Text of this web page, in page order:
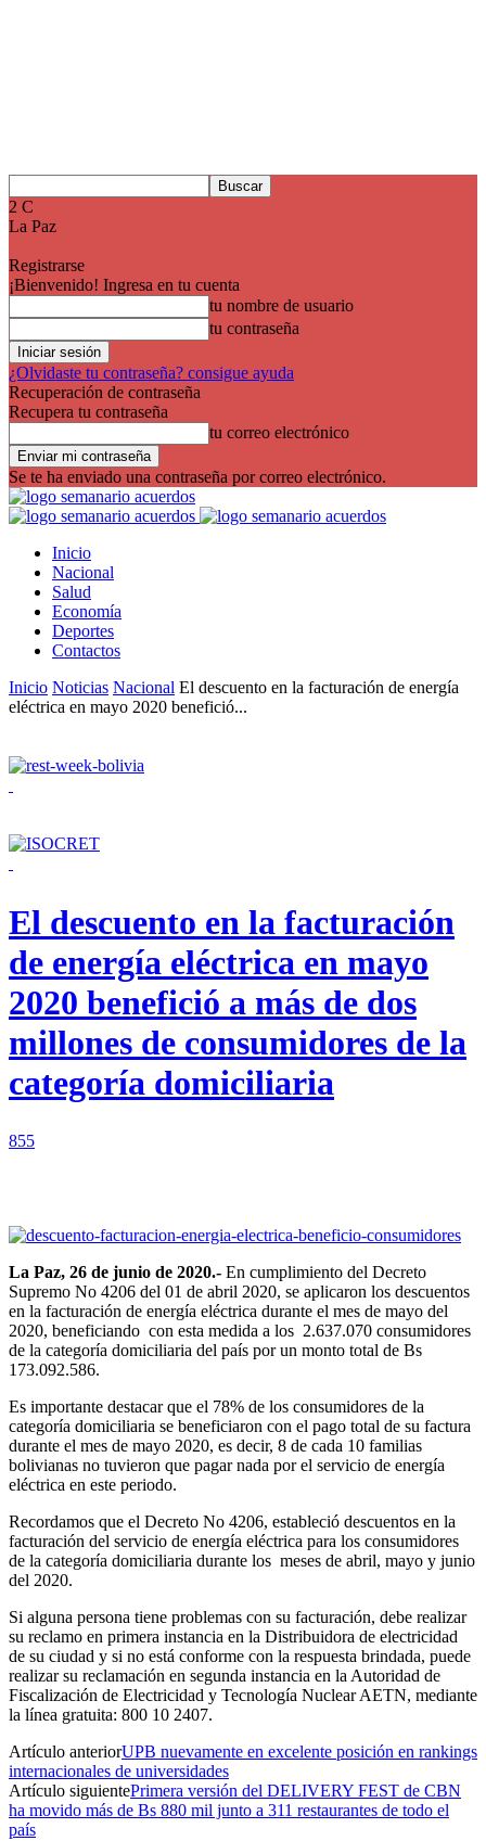
2 C
La Paz
Registrarse
¡Bienvenido! Ingresa en tu cuenta
tu nombre de usuario
tu contraseña
¿Olvidaste tu contraseña? consigue ayuda
Recuperación de contraseña
Recupera tu contraseña
tu correo electrónico
Se te ha enviado una contraseña por correo electrónico.
Inicio
Nacional
Salud
Economía
Deportes
Contactos
Inicio Noticias Nacional El descuento en la facturación de energía
eléctrica en mayo 2020 benefició...
El descuento en la facturación
de energía eléctrica en mayo
2020 benefició a más de dos
millones de consumidores de la
categoría domiciliaria
855
La Paz, 26 de junio de 2020.- En cumplimiento del Decreto
Supremo No 4206 del 01 de abril 2020, se aplicaron los descuentos
en la facturación de energía eléctrica durante el mes de mayo del
2020, beneficiando con esta medida a los 2.637.070 consumidores
de la categoría domiciliaria del país por un monto total de Bs
173.092.586.
Es importante destacar que el 78% de los consumidores de la
categoría domiciliaria se beneficiaron con el pago total de su factura
durante el mes de mayo 2020, es decir, 8 de cada 10 familias
bolivianas no tuvieron que pagar nada por el servicio de energía
eléctrica en este periodo.
Recordamos que el Decreto No 4206, estableció descuentos en la
facturación del servicio de energía eléctrica para los consumidores
de la categoría domiciliaria durante los meses de abril, mayo y junio
del 2020.
Si alguna persona tiene problemas con su facturación, debe realizar
su reclamo en primera instancia en la Distribuidora de electricidad
de su ciudad y si no está conforme con la respuesta brindada, puede
realizar su reclamación en segunda instancia en la Autoridad de
Fiscalización de Electricidad y Tecnología Nuclear AETN, mediante
la línea gratuita: 800 10 2407.
Artículo anteriorUPB nuevamente en excelente posición en rankings
internacionales de universidades
Artículo siguientePrimera versión del DELIVERY FEST de CBN
ha movido más de Bs 880 mil junto a 311 restaurantes de todo el
país